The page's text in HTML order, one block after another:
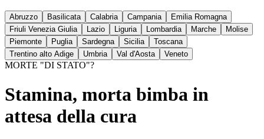
Abruzzo Basilicata Calabria Campania
Emilia Romagna
Friuli Venezia Giulia
Lazio Liguria Lombardia Marche
Molise
Piemonte
Puglia Sardegna Sicilia
Toscana
Trentino alto Adige
Umbria Val d'Aosta Veneto
MORTE "DI STATO"?
Stamina, morta bimba in
attesa della cura